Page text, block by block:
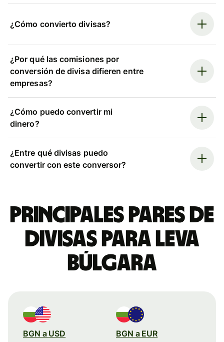
¿Cómo convierto divisas?
¿Por qué las comisiones por
conversión de divisa difieren entre
empresas?
¿Cómo puedo convertir mi
dinero?
¿Entre qué divisas puedo
convertir con este conversor?
Principales pares de
divisas para leva
búlgara
BGN a USD BGN a EUR